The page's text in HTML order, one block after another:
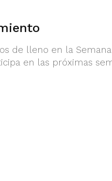
de lleno en la
en las próximas